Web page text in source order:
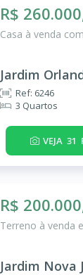
R$
Casa à venda
Jardim
Ref: 6246
3 Quartos
VEJA 31
R$
Terreno à venda
Jardim Nova